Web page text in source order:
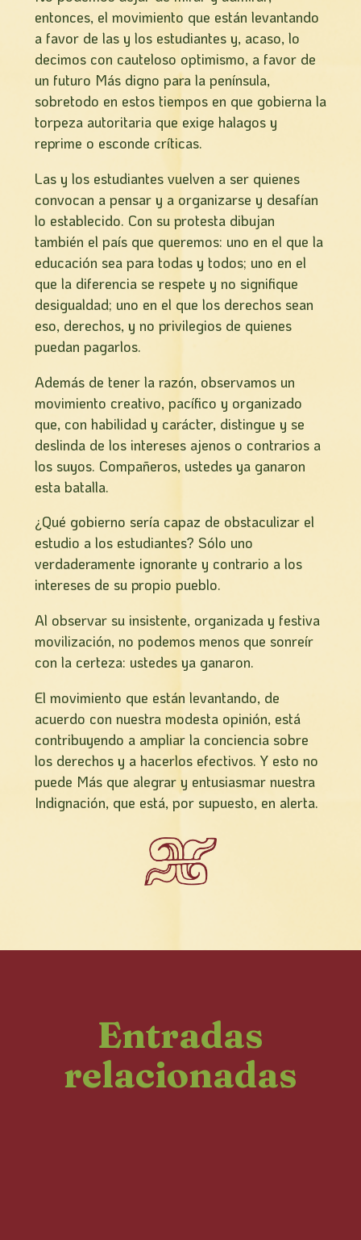
entonces, el movimiento que están levantando
a favor de las y los estudiantes y, acaso, lo
decimos con cauteloso optimismo, a favor de
un futuro Más digno para la pení­nsula,
sobretodo en estos tiempos en que gobierna la
torpeza autoritaria que exige halagos y
reprime o esconde crí­ticas.
Las y los estudiantes vuelven a ser quienes
convocan a pensar y a organizarse y desafían
lo establecido. Con su protesta dibujan
también el país que queremos: uno en el que la
educación sea para todas y todos; uno en el
que la diferencia se respete y no signifique
desigualdad; uno en el que los derechos sean
eso, derechos, y no privilegios de quienes
puedan pagarlos.
Además de tener la razón, observamos un
movimiento creativo, pacífico y organizado
que, con habilidad y carácter, distingue y se
deslinda de los intereses ajenos o contrarios a
los suyos. Compañeros, ustedes ya ganaron
esta batalla.
¿Qué gobierno sería capaz de obstaculizar el
estudio a los estudiantes? Sólo uno
verdaderamente ignorante y contrario a los
intereses de su propio pueblo.
Al observar su insistente, organizada y festiva
movilización, no podemos menos que sonreí­r
con la certeza: ustedes ya ganaron.
El movimiento que están levantando, de
acuerdo con nuestra modesta opinión, está
contribuyendo a ampliar la conciencia sobre
los derechos y a hacerlos efectivos. Y esto no
puede Más que alegrar y entusiasmar nuestra
Indignación, que está, por supuesto, en alerta.
Entradas
relacionadas